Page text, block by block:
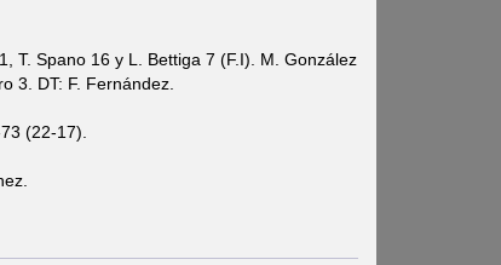
T. Spano 16 y L. Bettiga 7 (F.I). M. González
3. DT: F. Fernández.
(22-17).